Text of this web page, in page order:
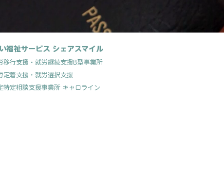
福祉サービス シェアスマイル
移行支援 ・就労継続支援B型事業所
定着支援 ・就労選択支援
特定相談支援事業所 キャロライン